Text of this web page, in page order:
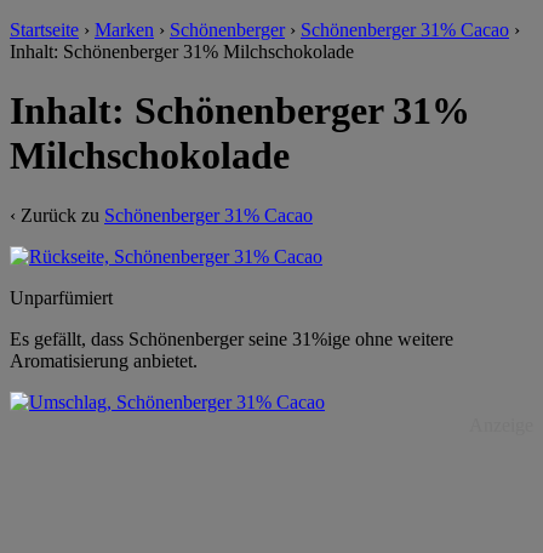
Startseite › Marken › Schönenberger › Schönenberger 31% Cacao ›
Inhalt: Schönenberger 31% Milchschokolade
Inhalt: Schönenberger 31%
Milchschokolade
‹ Zurück zu Schönenberger 31% Cacao
Unparfümiert
Es gefällt, dass Schönenberger seine 31%ige ohne weitere
Aromatisierung anbietet.